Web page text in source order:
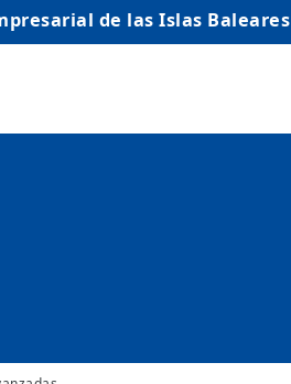
de las Islas Baleares